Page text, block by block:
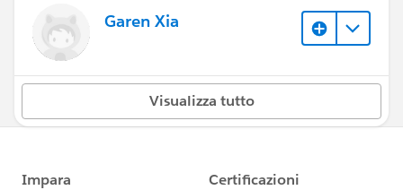
Garen Xia
Visualizza tutto